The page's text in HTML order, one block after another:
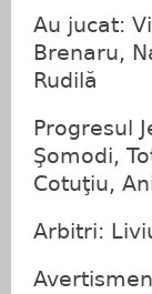
Au jucat:
Brenaru,
Rudilă
Progresul
Şomodi,
Cotuţiu,
Arbitri: